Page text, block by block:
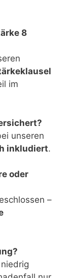
8
im
unseren
inkludiert.
oder
–